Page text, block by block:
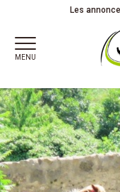
Stages d'Équitation
Les
MENU